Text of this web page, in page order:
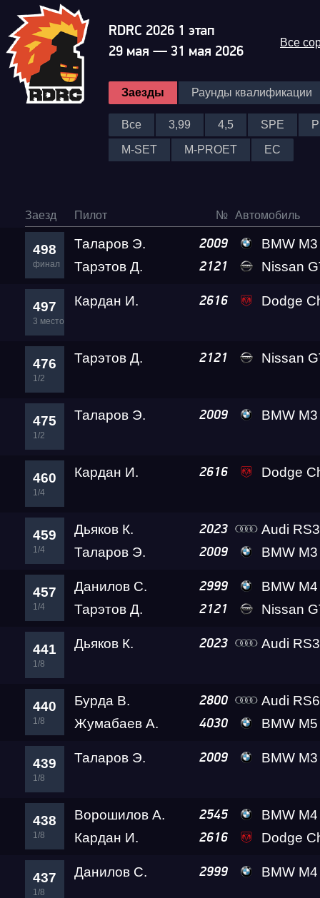
RDRC 2026 1 этап
29 мая — 31 мая 2026
Все
Заезды Раунды квалификации
Все 3,99 4,5 SPE
M-SET M-PROET EC
Заезд Пилот № Автомобиль
498
финал
Таларов Э. 2009
BMW M3
Тарэтов Д.
2121 Nissan GT-R
497
3 место
Кардан И. 2616 Dodge Challenger SRT
476
1/2
Тарэтов Д. 2121 Nissan GT-R
475
1/2
Таларов Э. 2009 BMW M3
460
1/4
Кардан И. 2616 Dodge Challenger SRT
459
1/4
Дьяков К. 2023
Audi
Таларов Э.
2009 BMW M3
457
1/4
Данилов С. 2999
BMW M4
Тарэтов Д.
2121 Nissan GT-R
441
1/8
Дьяков К. 2023 Audi
440
1/8
Бурда В. 2800
Audi
Жумабаев А.
4030 BMW M5
439
1/8
Таларов Э. 2009 BMW M3
438
1/8
Ворошилов А. 2545
BMW M4
Кардан И.
2616 Dodge Challenger SRT
437
1/8
Данилов С. 2999 BMW M4